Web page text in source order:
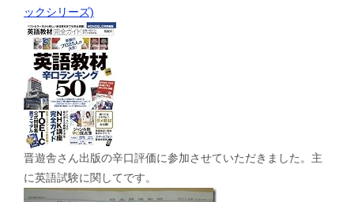
ックシリーズ)
晋遊舎さん出版の辛口評価に参加させていただきました。主
に英語試験に関してです。